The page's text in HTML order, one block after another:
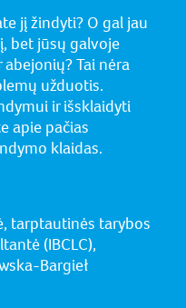
jį žindyti? O gal jau
bet jūsų galvoje
Tai nėra
užduotis.
ir išsklaidyti
apie pačias
klaidas.
tarptautinės tarybos
(IBCLC),
Bargieł